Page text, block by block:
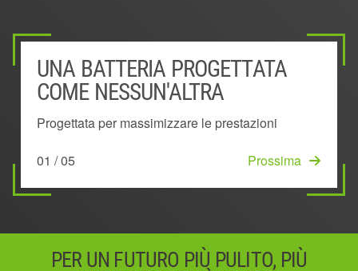
UNA BATTERIA PROGETTATA
COME NESSUN'ALTRA
Progettata per massimizzare le prestazioni
01 / 05 Prossima
BATTERIA MONTATA
ALL'ESTERNO
Rimane fredda più a lungo per fornire più potenza
SISTEMA DI GESTIONE DELLA
POTENZA
Mostra il livello di carica residua della batteria
03 / 05 Prossima
TECNOLOGIA ESCLUSIVA 'KEEP
COOL'™
Mantiene prestazioni al top prevenendo il
ESCLUSIVO DESIGN AD ARCO
Dissipa il calore in modo più efficace
PER UN FUTURO PIÙ PULITO, PIÙ